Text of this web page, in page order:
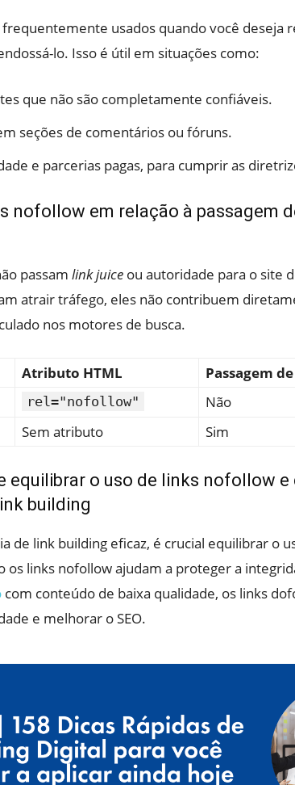
usados quando você deseja
lo. Isso é útil em situações como:
que não são completamente confiáveis.
seções de comentários ou fóruns.
e parcerias pagas, para cumprir as
nofollow em relação à passagem
passam link juice ou autoridade para o site
atrair tráfego, eles não contribuem
nos motores de busca.
Atributo HTML
Passagem
rel="nofollow"
Não
Sem atributo Sim
equilibrar o uso de links nofollow
building
de link building eficaz, é crucial equilibrar o
os links nofollow ajudam a proteger a
com conteúdo de baixa qualidade, os links
e melhorar o SEO.